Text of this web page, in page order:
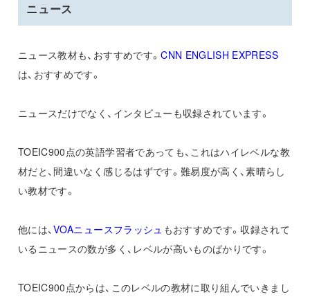
ニュース
ニュース教材も、おすすめです。CNN ENGLISH EXPRESS
は、おすすめです。
ニュースだけでなく、インタビューも収録されています。
TOEIC900点の英語学習者であっても、これはハイレベルな教
材だと、間違いなく感じるはずです。難易度が高く、素晴らし
い教材です。
他には、VOAニュースフラッシュ もおすすめです。収録されて
いるニュースの数が多く、レベルが高いものばかりです。
TOEIC900点からは、このレベルの教材に取り組んでいきまし